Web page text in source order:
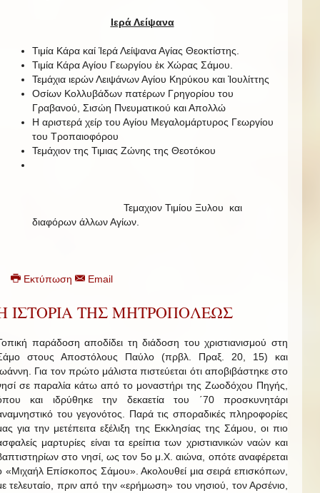
Ιερά Λείψανα
Τιμία Κάρα καί Ἱερά Λείψανα Αγίας Θεοκτίστης.
Τιμία Κάρα Αγίου Γεωργίου ἐκ Χώρας Σάμου.
Τεμάχια ιερών Λειψάνων Αγίου Κηρύκου και Ἰουλίττης
Οσίων Κολλυβάδων πατέρων Γρηγορίου του
Γραβανού, Σισώη Πνευματικού και Απολλώ
Η αριστερά χείρ του Αγίου Μεγαλομάρτυρος Γεωργίου
του Τροπαιοφόρου
Τεμάχιον της Τιμιας Ζώνης της Θεοτόκου
Τεμαχιον Τιμίου Ξυλου και
διαφόρων άλλων Αγίων.
Εκτύπωση Email
ΙΣΤΟΡΙΑ ΤΗΣ ΜΗΤΡΟΠΟΛΕΩΣ
παράδοση αποδίδει τη διάδοση του χριστιανισμού στη
στους Αποστόλους Παύλο (πρβλ. Πραξ. 20, 15) και
Για τον πρώτο μάλιστα πιστεύεται ότι αποβιβάστηκε στο
σε παραλία κάτω από το μοναστήρι της Ζωοδόχου Πηγής,
και ιδρύθηκε την δεκαετία του ΄70 προσκυνητάρι
του γεγονότος. Παρά τις σποραδικές πληροφορίες
για την μετέπειτα εξέλιξη της Εκκλησίας της Σάμου, οι πιο
μαρτυρίες είναι τα ερείπια των χριστιανικών ναών και
στο νησί, ως τον 5ο μ.Χ. αιώνα, οπότε αναφέρεται
«Μιχαήλ Επίσκοπος Σάμου». Ακολουθεί μια σειρά επισκόπων,
τελευταίο, πριν από την «ερήμωση» του νησιού, τον Αρσένιο,